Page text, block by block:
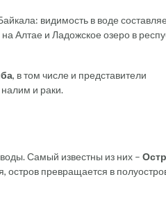
видимость в воде
Алтае и Ладожское озеро в
, в том числе и представители
налим и раки.
Самый известны из них –
остров превращается в